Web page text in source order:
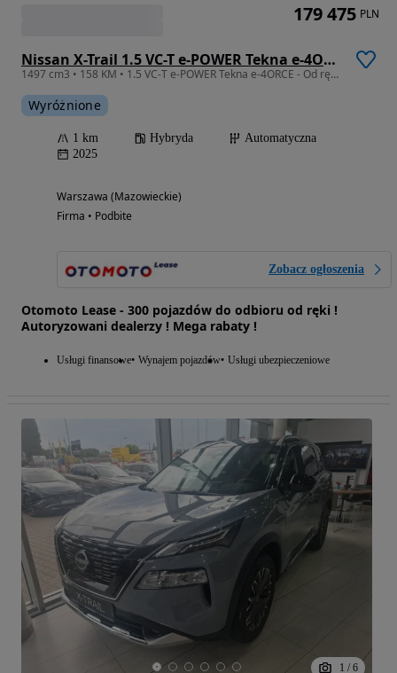
Nissan X-Trail 1.5 VC-T e-POWER Tekna e-4ORCE
1497 cm3 • 158 KM • 1.5 VC-T e-POWER Tekna e-4ORCE - Od ręki !
Wyróżnione
1 km Hybryda
Automatyczna
2025
Warszawa (Mazowieckie)
Firma • Podbite
Zobacz ogłoszenia
Otomoto Lease - 300 pojazdów do odbioru od ręki !
Autoryzowani dealerzy ! Mega rabaty !
Usługi finansowe Wynajem pojazdów Usługi ubezpieczeniowe
179 475 PLN
1 / 6